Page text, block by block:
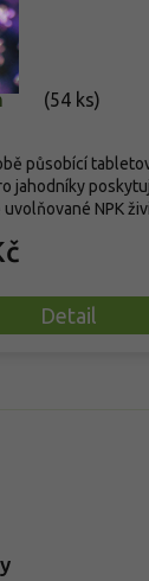
(54 ks)
Detail
působící
jahodníky
NPK